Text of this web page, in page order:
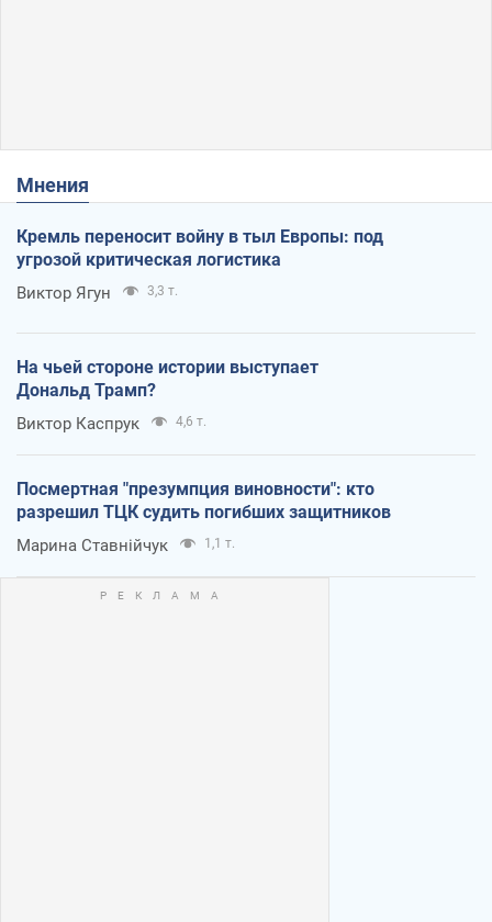
Мнения
Кремль переносит войну в тыл Европы: под
угрозой критическая логистика
Виктор Ягун 3,3 т.
На чьей стороне истории выступает
Дональд Трамп?
Виктор Каспрук 4,6 т.
Посмертная "презумпция виновности": кто
разрешил ТЦК судить погибших защитников
Марина Ставнійчук 1,1 т.